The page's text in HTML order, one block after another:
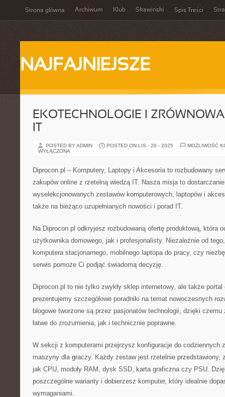
Strona główna Archiwum Klub Skawinski Spis Treści
NAJFAJNIEJSZE
EKOTECHNOLOGIE I
POSTED BY ADMIN POSTED ON LIS - 20 - 2025
MOŻLIWOŚĆ
WYŁĄCZONA
Diprocon.pl – Komputery, Laptopy i Akcesoria to rozbudowany
zakupów online z rzetelną wiedzą IT. Nasza misja to
wyselekcjonowanych zestawów komputerowych, laptopów i
także na bieżąco uzupełnianych nowości i porad IT.
Na Diprocon.pl odkryjesz rozbudowaną ofertę produktową, która
użytkownika domowego, jak i profesjonalisty. Niezależnie od
komputera stacjonarnego, mobilnego laptopa do pracy, czy
serwis pomoże Ci podjąć świadomą decyzję.
Diprocon.pl to nie tylko zwykły sklep internetowy, ale także
prezentujemy szczegółowe poradniki na temat nowoczesnych
blogowe tworzone są przez pasjonatów technologii, dzięki
łatwe do zrozumienia, jak i technicznie poprawne.
W sekcji z komputerami przejrzysz konfiguracje do codziennych
maszyny dla graczy. Każdy zestaw jest rzetelnie przedstawiony,
jak CPU, moduły RAM, dysk SSD, karta graficzna czy PSU.
poszczególne warianty i dobierzesz komputer, który idealnie
wymaganiami.